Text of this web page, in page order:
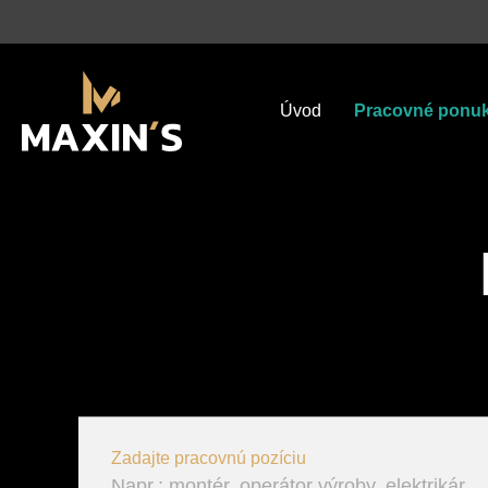
market leaderin 2025.
#8 Recruitment
Úvod Pracovné
Zadajte pracovnú pozíciu